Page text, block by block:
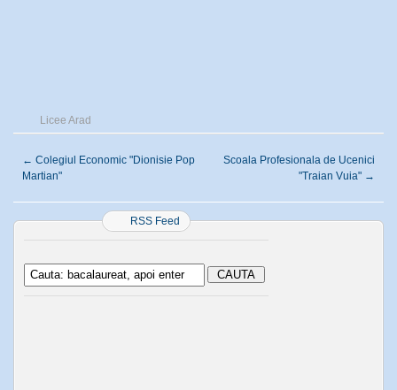
Licee Arad
← Colegiul Economic "Dionisie Pop
Martian"
Scoala Profesionala de Ucenici
"Traian Vuia" →
RSS Feed